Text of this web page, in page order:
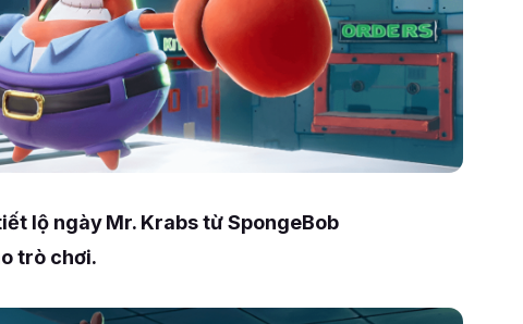
lộ ngày Mr. Krabs từ SpongeBob
trò chơi.